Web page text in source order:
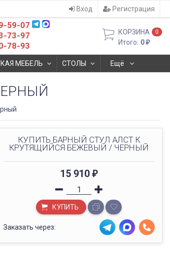
Вход Регистрация
59-07
73-97
78-93
КОРЗИНА 0
Итого: 0₽
МЕБЕЛЬ СТОЛЫ Ещё
КУПИТЬ БАРНЫЙ СТУЛ АЛСТ К
КРУТЯЩИЙСЯ БЕЖЕВЫЙ / ЧЕРНЫЙ
15 910₽
КУПИТЬ
Заказать через: